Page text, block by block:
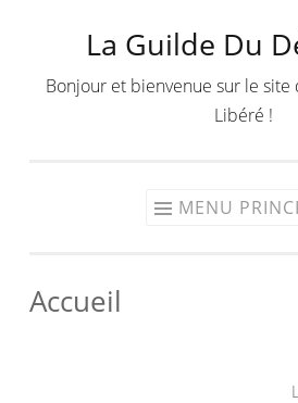
contenu
La Guilde Du
Bonjour et bienvenue sur le site
Libéré !
MENU
Accueil